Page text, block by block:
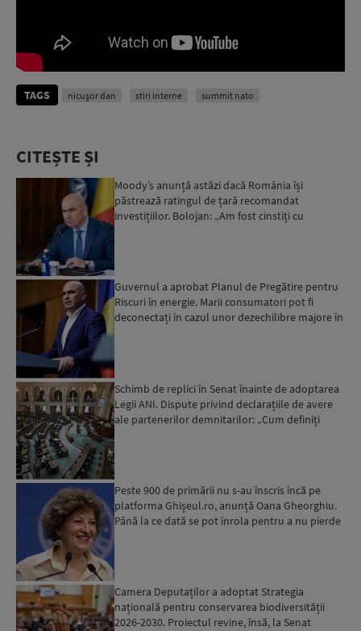
TAGS nicușor dan stiri interne summit nato
CITEȘTE ȘI
Moody’s anunță astăzi dacă România își
păstrează ratingul de țară recomandat
investițiilor. Bolojan: „Am fost cinstiți cu
Guvernul a aprobat Planul de Pregătire pentru
Riscuri în energie. Marii consumatori pot fi
deconectați în cazul unor dezechilibre majore în
Schimb de replici în Senat înainte de adoptarea
Legii ANI. Dispute privind declarațiile de avere
ale partenerilor demnitarilor: „Cum definiți
Peste 900 de primării nu s-au înscris încă pe
platforma Ghișeul.ro, anunță Oana Gheorghiu.
Până la ce dată se pot înrola pentru a nu pierde
Camera Deputaților a adoptat Strategia
națională pentru conservarea biodiversității
2026-2030. Proiectul revine, însă, la Senat